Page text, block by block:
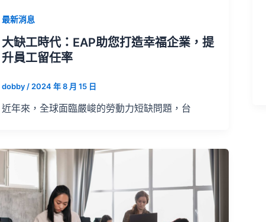
最新消息
大缺工時代：EAP助您打造幸福企業，提
升員工留任率
dobby / 2024 年 8 月 15 日
近年來，全球面臨嚴峻的勞動力短缺問題，台